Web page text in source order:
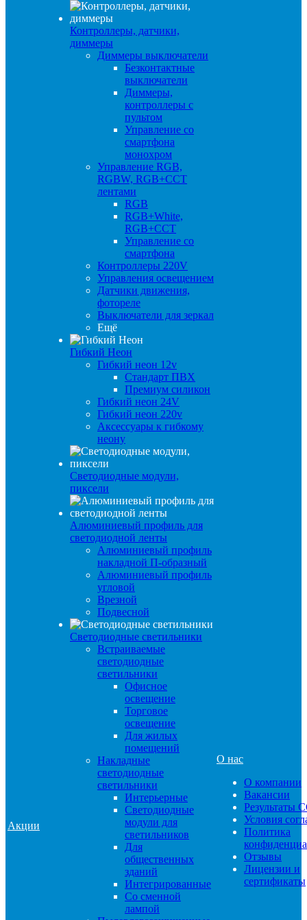
Акции
Контроллеры, датчики,
диммеры
Диммеры выключатели
Безконтактные
выключатели
Диммеры,
контроллеры с
пультом
Управление со
смартфона
монохром
Управление RGB,
RGBW, RGB+CCT
лентами
RGB
RGB+White,
RGB+CCT
Управление со
смартфона
Контроллеры 220V
Управления освещением
Датчики движения,
фотореле
Выключатели для зеркал
Ещё
Гибкий Неон
Гибкий неон 12v
Стандарт ПВХ
Премиум силикон
Гибкий неон 24V
Гибкий неон 220v
Аксессуары к гибкому
неону
Светодиодные модули,
пиксели
Алюминиевый профиль для
светодиодной ленты
Алюминиевый профиль
накладной П-образный
Алюминиевый профиль
угловой
Врезной
Подвесной
Светодиодные светильники
Встраиваемые
светодиодные
светильники
Офисное
освещение
Торговое
освещение
Для жилых
помещений
Накладные
светодиодные
светильники
Интерьерные
Светодиодные
модули для
светильников
Для
общественных
зданий
Интегрированные
Со сменной
лампой
О нас
О компании
Вакансии
Результаты
Условия
Политика
Отзывы
Лицензии и
сертификаты